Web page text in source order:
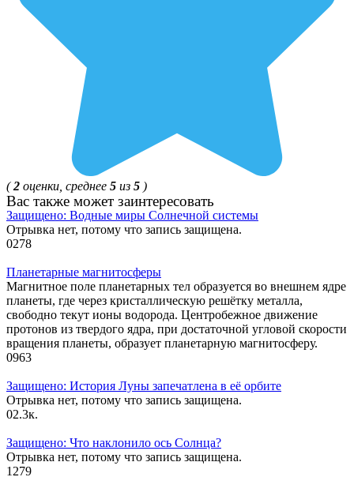
(2 оценки, среднее 5 из 5 )
Ваc также может заинтересовать
Защищено: Водные миры Солнечной системы
Отрывка нет, потому что запись защищена.
0278
Планетарные магнитосферы
Магнитное поле планетарных тел образуется во внешнем ядре
планеты, где через кристаллическую решётку металла,
свободно текут ионы водорода. Центробежное движение
протонов из твердого ядра, при достаточной угловой скорости
вращения планеты, образует планетарную магнитосферу.
0963
Защищено: История Луны запечатлена в её орбите
Отрывка нет, потому что запись защищена.
02.3к.
Защищено: Что наклонило ось Солнца?
Отрывка нет, потому что запись защищена.
1 279